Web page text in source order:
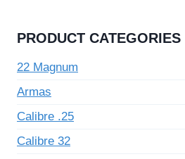
PRODUCT CATEGORIES
22 Magnum
Armas
Calibre .25
Calibre 32